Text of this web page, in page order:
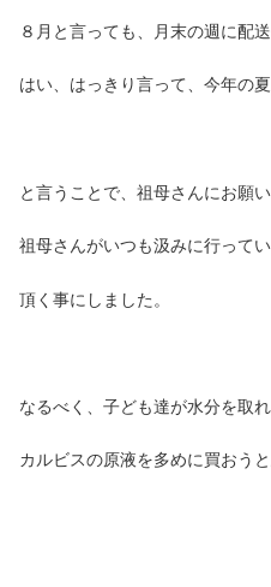
８月と言っても、月末の週に配
はい、はっきり言って、今年の
と言うことで、祖母さんにお願い
祖母さんがいつも汲みに行って
頂く事にしました。
なるべく、子ども達が水分を取れ
カルビスの原液を多めに買おうと